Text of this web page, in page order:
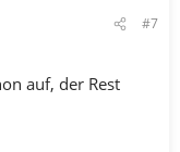
#7
auf, der Rest